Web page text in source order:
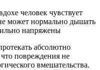
человек чувствует
может нормально дышать
напряжены
абсолютно
повреждения не
вмешательства.